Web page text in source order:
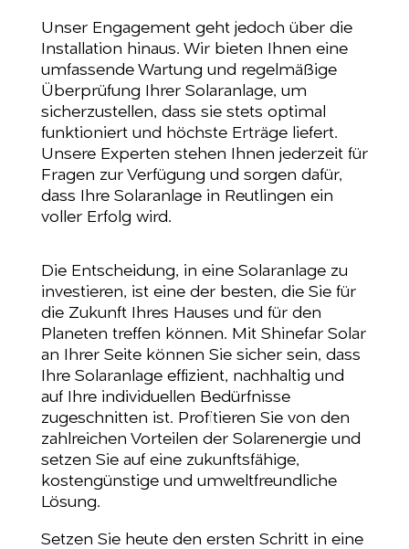
Unser Engagement geht jedoch über die
Installation hinaus. Wir bieten Ihnen eine
umfassende Wartung und regelmäßige
Überprüfung Ihrer Solaranlage, um
sicherzustellen, dass sie stets optimal
funktioniert und höchste Erträge liefert.
Unsere Experten stehen Ihnen jederzeit für
Fragen zur Verfügung und sorgen dafür,
dass Ihre Solaranlage in Reutlingen ein
voller Erfolg wird.
Die Entscheidung, in eine Solaranlage zu
investieren, ist eine der besten, die Sie für
die Zukunft Ihres Hauses und für den
Planeten treffen können. Mit Shinefar Solar
an Ihrer Seite können Sie sicher sein, dass
Ihre Solaranlage effizient, nachhaltig und
auf Ihre individuellen Bedürfnisse
zugeschnitten ist. Profitieren Sie von den
zahlreichen Vorteilen der Solarenergie und
setzen Sie auf eine zukunftsfähige,
kostengünstige und umweltfreundliche
Lösung.
Setzen Sie heute den ersten Schritt in eine